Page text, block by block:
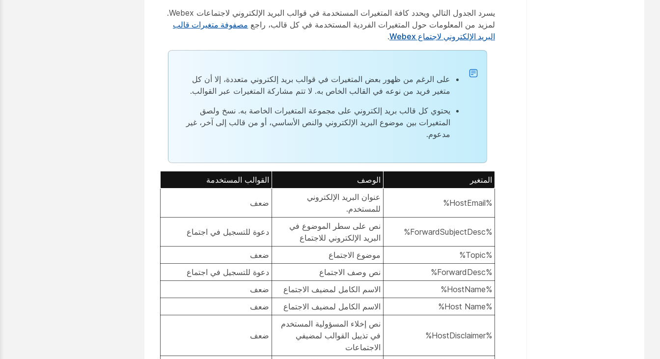
يسرد الجدول التالي ويحدد كافة المتغيرات المستخدمة في قوالب البريد الإلكتروني لاجتماعات Webex.
لمزيد من المعلومات حول المتغيرات الفردية المستخدمة في كل قالب، راجع مصفوفة متغيرات قالب
البريد الإلكتروني لاجتماع Webex
.
على الرغم من ظهور بعض المتغيرات في قوالب بريد إلكتروني متعددة، إلا أن كل
متغير فريد من نوعه في القالب الخاص به. لا تتم مشاركة المتغيرات عبر القوالب.
يحتوي كل قالب بريد إلكتروني على مجموعة المتغيرات الخاصة به. نسخ ولصق
المتغيرات بين موضوع البريد الإلكتروني والنص الأساسي، أو من قالب إلى آخر، غير
مدعوم.
المتغير الوصف القوالب المستخدمة
%HostEmail%
عنوان البريد الإلكتروني
للمستخدم.
ضعف
%ForwardSubjectDesc%
نص على سطر الموضوع في
البريد الإلكتروني للاجتماع
دعوة للتسجيل في اجتماع
%Topic% موضوع الاجتماع
ضعف
%ForwardDesc%
نص وصف الاجتماع
دعوة للتسجيل في اجتماع
%HostName%
الاسم الكامل لمضيف الاجتماع
ضعف
%Host Name%
الاسم الكامل لمضيف الاجتماع ضعف
%HostDisclaimer%
نص إخلاء المسؤولية المستخدم
في تذييل القوالب لمضيفي
الاجتماعات
ضعف